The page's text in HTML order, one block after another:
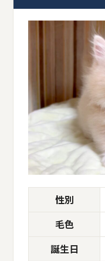
性別
毛色
誕生日